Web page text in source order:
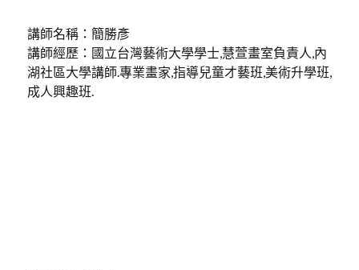
講師名稱：簡勝彥
講師經歷：國立台灣藝術大學學士,慧萱畫室負責人,內
湖社區大學講師.專業畫家,指導兒童才藝班,美術升學班,
成人興趣班.